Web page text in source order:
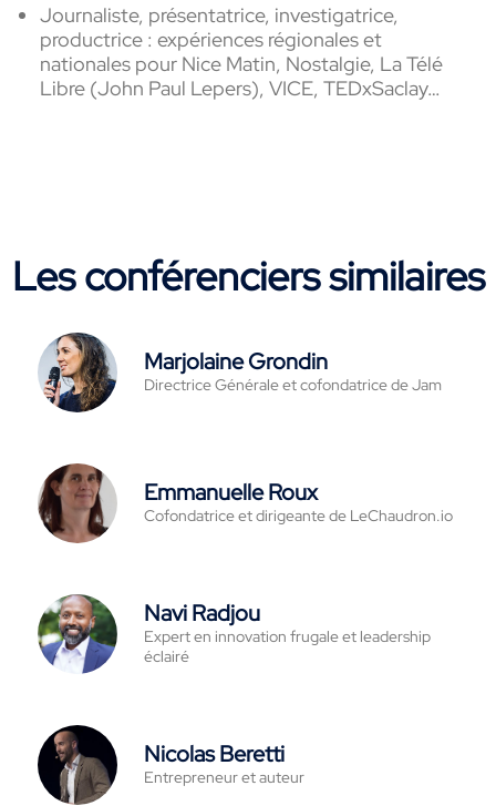
Journaliste, présentatrice, investigatrice,
productrice : expériences régionales et
nationales pour Nice Matin, Nostalgie, La Télé
Libre (John Paul Lepers), VICE, TEDxSaclay…
Les conférenciers similaires
Marjolaine Grondin
Directrice Générale et cofondatrice de Jam
Emmanuelle Roux
Cofondatrice et dirigeante de LeChaudron.io
Navi Radjou
Expert en innovation frugale et leadership
éclairé
Nicolas Beretti
Entrepreneur et auteur